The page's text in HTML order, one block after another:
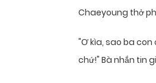
Chaeyoung thở
"Ơ kìa, sao ba
chứ!" Bà nhắn tin